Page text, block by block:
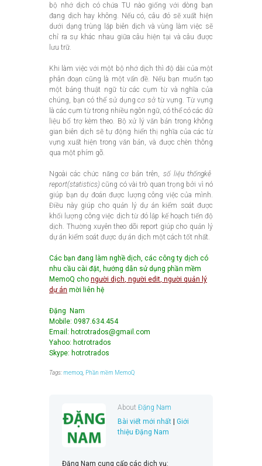
bộ nhớ dịch có chứa TU nào giống với dòng bạn
đang dịch hay không. Nếu có, câu đó sẽ xuất hiện
dưới dạng trùng lặp biên dịch và vùng làm việc sẽ
chỉ ra sự khác nhau giữa câu hiện tại và câu được
lưu trữ.
Khi làm việc với một bộ nhớ dịch thì độ dài của một
phân đoạn cũng là một vấn đề. Nếu bạn muốn tạo
một bảng thuật ngữ từ các cụm từ và nghĩa của
chúng, bạn có thể sử dụng cơ sở từ vựng. Từ vựng
là các cụm từ trong nhiều ngôn ngữ, có thể có các dữ
liệu bổ trợ kèm theo. Bộ xử lý văn bản trong không
gian biên dịch sẽ tự động hiển thị nghĩa của các từ
vựng xuất hiện trong văn bản, và được chèn thông
qua một phím gõ.
Ngoài các chức năng cơ bản trên, số liệu thốngkê
report(statistics)cũng có vài trò quan trọng bởi vì nó
giúp bạn dự đoán được lượng công việc của mình.
Điều này giúp cho quản lý dự án kiểm soát được
khối lượng công việc dịch từ đó lập kế hoạch tiến độ
dịch. Thường xuyên theo dõi report giúp cho quản lý
dự án kiểm soát được dự án dịch một cách tốt nhất.
Các bạn đang làm nghề dịch, các công ty dịch có
nhu cầu cài đặt, hướng dẫn sử dụng phần mềm
MemoQ cho người dịch, người edit, người quản lý
dự án mời liên hệ
Đặng Nam
Mobile: 0987.634.454
Email: hotrotrados@gmail.com
Yahoo: hotrotrados
Skype: hotrotrados
Tags: memoq Phần mềm MemoQ
AboutĐặng Nam
Bài viết mới nhất |Giới
thiệu Đặng Nam
Đặng Nam cung cấp các dịch vụ: